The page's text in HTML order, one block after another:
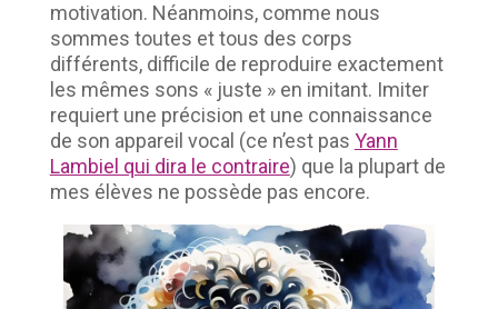
motivation. Néanmoins, comme nous
sommes toutes et tous des corps
différents, difficile de reproduire exactement
les mêmes sons « juste » en imitant. Imiter
requiert une précision et une connaissance
de son appareil vocal (ce n’est pas Yann
Lambiel qui dira le contraire) que la plupart de
mes élèves ne possède pas encore.